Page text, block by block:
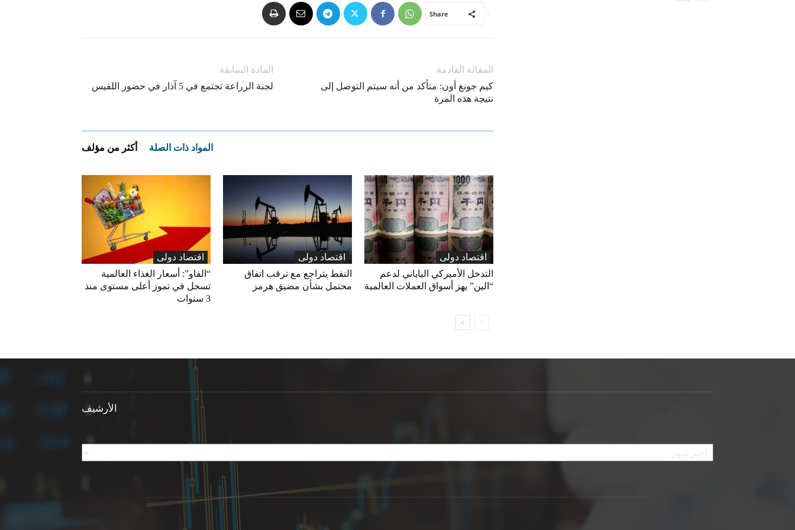
Share
المادة السابقة
لجنة الزراعة تجتمع في 5 آذار في حضور اللقيس
المقالة القادمة
كيم جونغ أون: متأكد من أنه سيتم التوصل إلى
نتيجة هذه المرة
المواد ذات الصلة أكثر من مؤلف
اقتصاد دولی
“الفاو”: أسعار الغذاء العالمية
تسجل في تموز أعلى مستوى منذ
3 سنوات
اقتصاد دولی
النفط يتراجع مع ترقب اتفاق
محتمل بشأن مضيق هرمز
اقتصاد دولی
التدخل الأميركي الياباني لدعم
“الين” يهز أسواق العملات العالمية
الأرشيف
الأرشيف